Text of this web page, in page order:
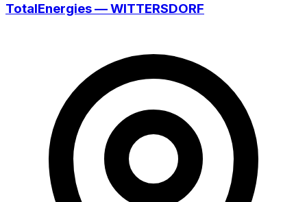
TotalEnergies — WITTERSDORF